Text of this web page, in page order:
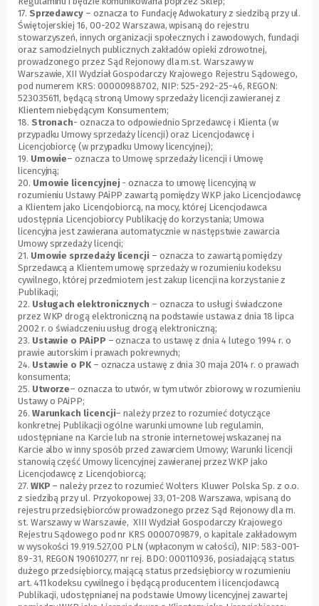
17. Sprzedawcy – oznacza to Fundację Adwokatury z siedzibą przy ul.
Świętojerskiej 16, 00-202 Warszawa, wpisaną do rejestru
stowarzyszeń, innych organizacji społecznych i zawodowych, fundacji
oraz samodzielnych publicznych zakładów opieki zdrowotnej,
prowadzonego przez Sąd Rejonowy dla m.st. Warszawy w
Warszawie, XII Wydział Gospodarczy Krajowego Rejestru Sądowego,
pod numerem KRS: 00000988702, NIP: 525-292-25-46, REGON:
523035611, będącą stroną Umowy sprzedaży licencji zawieranej z
Klientem niebędącym Konsumentem;
18. Stronach- oznacza to odpowiednio Sprzedawcę i Klienta (w
przypadku Umowy sprzedaży licencji) oraz Licencjodawcę i
Licencjobiorcę (w przypadku Umowy licencyjnej);
19. Umowie– oznacza to Umowę sprzedaży licencji i Umowę
licencyjną;
20. Umowie licencyjnej - oznacza to umowę licencyjną w
rozumieniu Ustawy PAiPP zawartą pomiędzy WKP jako Licencjodawcę
a Klientem jako Licencjobiorcą, na mocy, której Licencjodawca
udostępnia Licencjobiorcy Publikację do korzystania; Umowa
licencyjna jest zawierana automatycznie w następstwie zawarcia
Umowy sprzedaży licencji;
21. Umowie sprzedaży licencji – oznacza to zawartą pomiędzy
Sprzedawcą a Klientem umowę sprzedaży w rozumieniu kodeksu
cywilnego, której przedmiotem jest zakup licencji na korzystanie z
Publikacji;
22. Usługach elektronicznych – oznacza to usługi świadczone
przez WKP drogą elektroniczną na podstawie ustawa z dnia 18 lipca
2002 r. o świadczeniu usług drogą elektroniczną;
23. Ustawie o PAiPP – oznacza to ustawę z dnia 4 lutego 1994 r. o
prawie autorskim i prawach pokrewnych;
24. Ustawie o PK– oznacza ustawę z dnia 30 maja 2014 r. o prawach
konsumenta;
25. Utworze– oznacza to utwór, w tym utwór zbiorowy, w rozumieniu
Ustawy o PAiPP;
26. Warunkach licencji– należy przez to rozumieć dotyczące
konkretnej Publikacji ogólne warunki umowne lub regulamin,
udostępniane na Karcie lub na stronie internetowej wskazanej na
Karcie albo w inny sposób przed zawarciem Umowy; Warunki licencji
stanowią część Umowy licencyjnej zawieranej przez WKP jako
Licencjodawcę z Licencjobiorcą;
27. WKP – należy przez to rozumieć Wolters Kluwer Polska Sp. z o.o.
z siedzibą przy ul. Przyokopowej 33, 01-208 Warszawa, wpisaną do
rejestru przedsiębiorców prowadzonego przez Sąd Rejonowy dla m.
st. Warszawy w Warszawie, XIII Wydział Gospodarczy Krajowego
Rejestru Sądowego pod nr KRS 0000709879, o kapitale zakładowym
w wysokości 19.919.527,00 PLN (wpłaconym w całości), NIP: 583-001-
89-31, REGON 190610277, nr rej. BDO: 000110936, posiadającą status
dużego przedsiębiorcy, mającą status przedsiębiorcy w rozumieniu
art. 411 kodeksu cywilnego i będącą producentem i licencjodawcą
Publikacji, udostępnianej na podstawie Umowy licencyjnej zawartej